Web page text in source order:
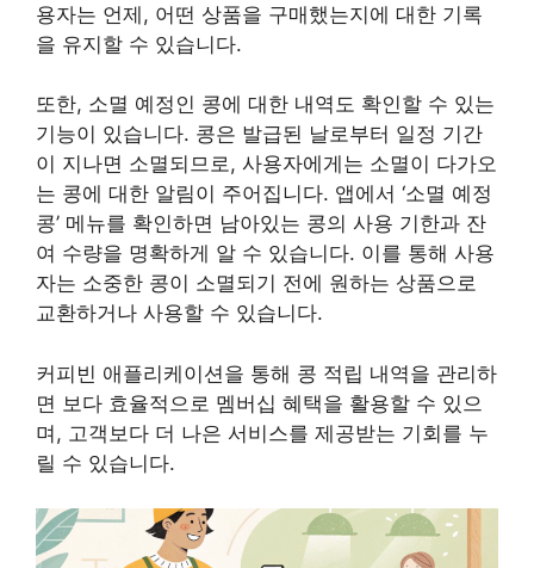
용자는 언제, 어떤 상품을 구매했는지에 대한 기록
을 유지할 수 있습니다.
또한, 소멸 예정인 콩에 대한 내역도 확인할 수 있는
기능이 있습니다. 콩은 발급된 날로부터 일정 기간
이 지나면 소멸되므로, 사용자에게는 소멸이 다가오
는 콩에 대한 알림이 주어집니다. 앱에서 ‘소멸 예정
콩’ 메뉴를 확인하면 남아있는 콩의 사용 기한과 잔
여 수량을 명확하게 알 수 있습니다. 이를 통해 사용
자는 소중한 콩이 소멸되기 전에 원하는 상품으로
교환하거나 사용할 수 있습니다.
커피빈 애플리케이션을 통해 콩 적립 내역을 관리하
면 보다 효율적으로 멤버십 혜택을 활용할 수 있으
며, 고객보다 더 나은 서비스를 제공받는 기회를 누
릴 수 있습니다.